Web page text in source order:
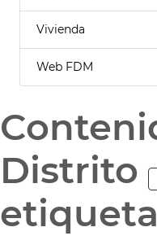
Vivienda
Web FDM
Distrito
etiqueta